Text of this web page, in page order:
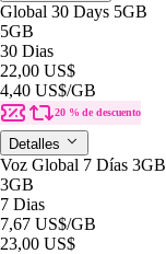
Global 30 Days 5GB
5GB
30 Dias
22,00 US$
4,40 US$/GB
20 % de descuento
Detalles
Voz Global 7 Días 3GB
3GB
7 Dias
7,67 US$/GB
23,00 US$